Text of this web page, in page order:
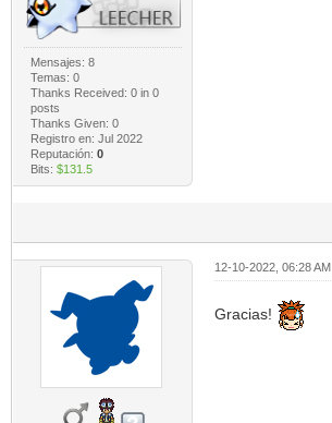
Mensajes: 8
Temas: 0
Thanks Received: 0in 0
posts
Thanks Given: 0
Registro en: Jul 2022
Reputación: 0
Bits: $131.5
12-10-2022, 06:28 AM
Gracias!